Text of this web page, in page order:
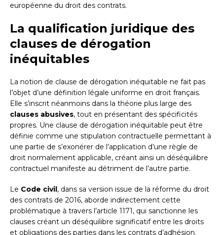
européenne du droit des contrats.
La qualification juridique des
clauses de dérogation
inéquitables
La notion de clause de dérogation inéquitable ne fait pas
l’objet d’une définition légale uniforme en droit français.
Elle s’inscrit néanmoins dans la théorie plus large des
clauses abusives, tout en présentant des spécificités
propres. Une clause de dérogation inéquitable peut être
définie comme une stipulation contractuelle permettant à
une partie de s’exonérer de l’application d’une règle de
droit normalement applicable, créant ainsi un déséquilibre
contractuel manifeste au détriment de l’autre partie.
Le Code civil, dans sa version issue de la réforme du droit
des contrats de 2016, aborde indirectement cette
problématique à travers l’article 1171, qui sanctionne les
clauses créant un déséquilibre significatif entre les droits
et obligations des parties dans les contrats d’adhésion.